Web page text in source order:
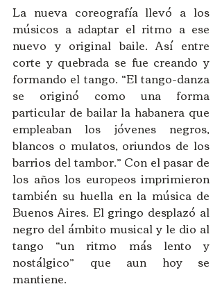
La nueva coreografía llevó a los
músicos a adaptar el ritmo a ese
nuevo y original baile. Así entre
corte y quebrada se fue creando y
formando el tango. “El tango-danza
se originó como una forma
particular de bailar la habanera que
empleaban los jóvenes negros,
blancos o mulatos, oriundos de los
barrios del tambor.” Con el pasar de
los años los europeos imprimieron
también su huella en la música de
Buenos Aires. El gringo desplazó al
negro del ámbito musical y le dio al
tango “un ritmo más lento y
nostálgico” que aun hoy se
mantiene.